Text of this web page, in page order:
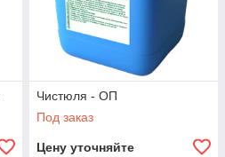
Чистюля - ОП
Под заказ
Цену уточняйте